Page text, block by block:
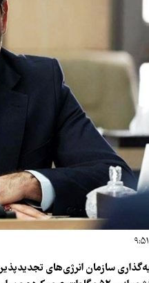
سازمان انرژی‌های